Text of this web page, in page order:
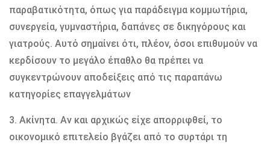
παραβατικότητα, όπως για παράδειγμα κομμωτήρια,
συνεργεία, γυμναστήρια, δαπάνες σε δικηγόρους και
γιατρούς. Αυτό σημαίνει ότι, πλέον, όσοι επιθυμούν να
κερδίσουν το μεγάλο έπαθλο θα πρέπει να
συγκεντρώνουν αποδείξεις από τις παραπάνω
κατηγορίες επαγγελμάτων
3. Ακίνητα. Αν και αρχικώς είχε απορριφθεί, το
οικονομικό επιτελείο βγάζει από το συρτάρι τη